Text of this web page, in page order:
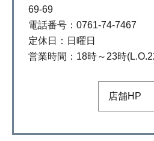
69-69
電話番号：0761-74-7467
定休日：日曜日
営業時間：18時～23時
店舗HP